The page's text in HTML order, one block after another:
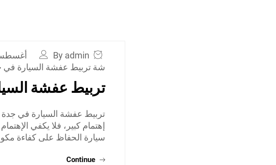
By admin أغسطس 14,
شة تربيط عفشة السيارة في
تربيط عفشة
تربيط عفشة السيارة في
إهتمام كبير، فلا يكفي
سيارة الحفاظ على كفاءة
Continue